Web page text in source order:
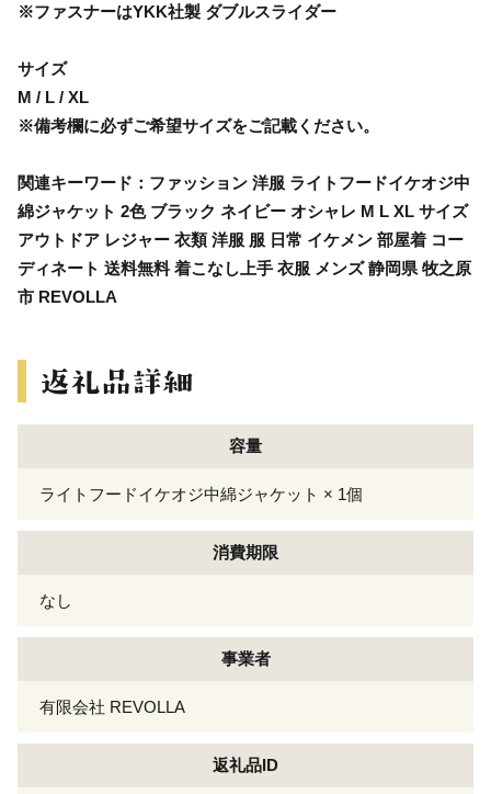
※ファスナーはYKK社製 ダブルスライダー
サイズ
M / L / XL
※備考欄に必ずご希望サイズをご記載ください。
関連キーワード：ファッション 洋服 ライトフードイケオジ中
綿ジャケット 2色 ブラック ネイビー オシャレ M L XL サイズ
アウトドア レジャー 衣類 洋服 服 日常 イケメン 部屋着 コー
ディネート 送料無料 着こなし上手 衣服 メンズ 静岡県 牧之原
市 REVOLLA
容量
ライトフードイケオジ中綿ジャケット × 1個
消費期限
なし
事業者
有限会社 REVOLLA
返礼品ID